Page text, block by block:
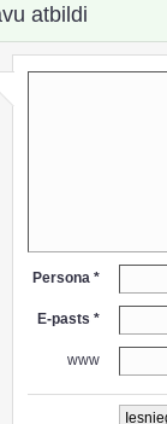
atbildi
Persona *
E-pasts *
www